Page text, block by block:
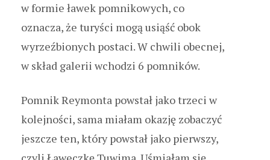
w formie ławek pomnikowych, co
oznacza, że turyści mogą usiąść obok
wyrzeźbionych postaci. W chwili obecnej,
w skład galerii wchodzi 6 pomników.
Pomnik Reymonta powstał jako trzeci w
kolejności, sama miałam okazję zobaczyć
jeszcze ten, który powstał jako pierwszy,